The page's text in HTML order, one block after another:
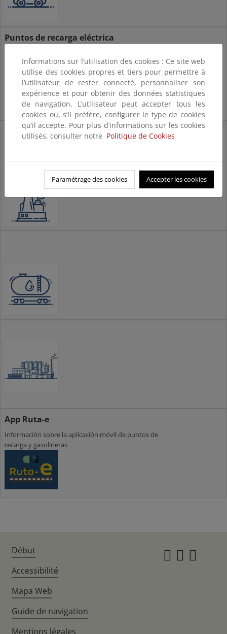
Puntos de recarga eléctrica
con motor eléctrico
Suministro de productos
productos petrolíferos
App Ruta-e
Información sobre la aplicación móvil de puntos de
recarga y gasolineras
Informations sur l’utilisation des cookies : Ce site web
utilise des cookies propres et tiers pour permettre à
l’utilisateur de rester connecté, personnaliser son
expérience et pour obtenir des données statistiques
de navigation. L’utilisateur peut accepter tous les
cookies ou, s’il préfère, configurer le type de cookies
qu’il accepte. Pour plus d’informations sur les cookies
utilisés, consulter notre Politique de Cookies
Paramétrage des cookies Accepter les cookies
Début
Accessibilité
Mapa Web
Guide de navigation
Mentions légales